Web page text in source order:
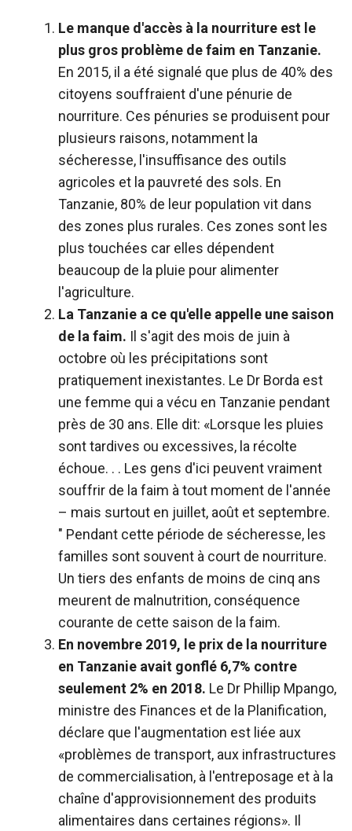
Le manque d'accès à la nourriture est le
plus gros problème de faim en Tanzanie.
En 2015, il a été signalé que plus de 40% des
citoyens souffraient d'une pénurie de
nourriture. Ces pénuries se produisent pour
plusieurs raisons, notamment la
sécheresse, l'insuffisance des outils
agricoles et la pauvreté des sols. En
Tanzanie, 80% de leur population vit dans
des zones plus rurales. Ces zones sont les
plus touchées car elles dépendent
beaucoup de la pluie pour alimenter
l'agriculture.
La Tanzanie a ce qu'elle appelle une saison
de la faim. Il s'agit des mois de juin à
octobre où les précipitations sont
pratiquement inexistantes. Le Dr Borda est
une femme qui a vécu en Tanzanie pendant
près de 30 ans. Elle dit: «Lorsque les pluies
sont tardives ou excessives, la récolte
échoue. . . Les gens d'ici peuvent vraiment
souffrir de la faim à tout moment de l'année
– mais surtout en juillet, août et septembre.
" Pendant cette période de sécheresse, les
familles sont souvent à court de nourriture.
Un tiers des enfants de moins de cinq ans
meurent de malnutrition, conséquence
courante de cette saison de la faim.
En novembre 2019, le prix de la nourriture
en Tanzanie avait gonflé 6,7% contre
seulement 2% en 2018. Le Dr Phillip Mpango,
ministre des Finances et de la Planification,
déclare que l'augmentation est liée aux
«problèmes de transport, aux infrastructures
de commercialisation, à l'entreposage et à la
chaîne d'approvisionnement des produits
alimentaires dans certaines régions». Il